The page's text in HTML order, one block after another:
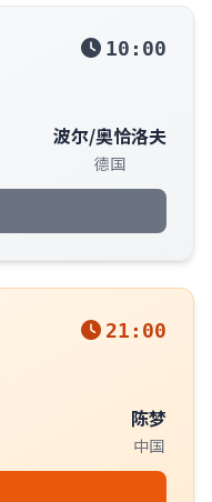
10:00
波尔/奥恰洛夫
德国
21:00
陈梦
中国